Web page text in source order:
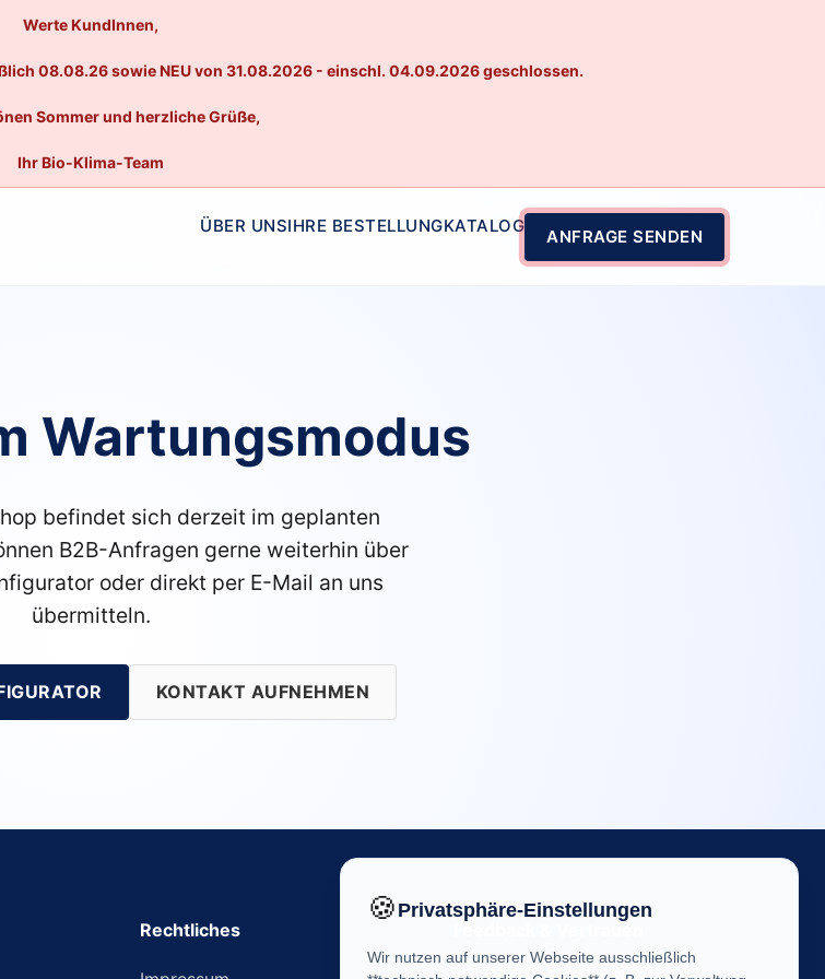
Werte KundInnen,
08.08.26 sowie NEU von 31.08.2026 - einschl. 04.09.2026 geschlossen.
Sommer und herzliche Grüße,
Ihr Bio-Klima-Team
ÜBER UNSIHRE BESTELLUNGKATALOG
ANFRAGE SENDEN
Wartungsmodus
befindet sich derzeit im geplanten
B2B-Anfragen gerne weiterhin über
oder direkt per E-Mail an uns
übermitteln.
KONTAKT AUFNEHMEN
Rechtliches
Ihre Meinung ist uns wichtig! Helfen
🍪Privatsphäre-Einstellungen
Wir nutzen auf unserer Webseite ausschließlich